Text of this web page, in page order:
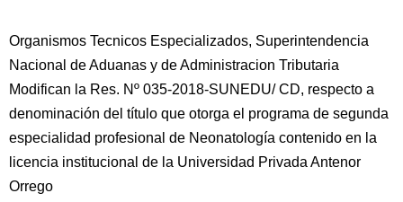
Organismos Tecnicos Especializados, Superintendencia
Nacional de Aduanas y de Administracion Tributaria
Modifican la Res. Nº 035-2018-SUNEDU/ CD, respecto a
denominación del título que otorga el programa de segunda
especialidad profesional de Neonatología contenido en la
licencia institucional de la Universidad Privada Antenor
Orrego